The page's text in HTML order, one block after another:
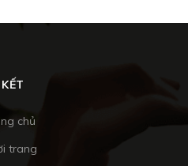
chủ
trang